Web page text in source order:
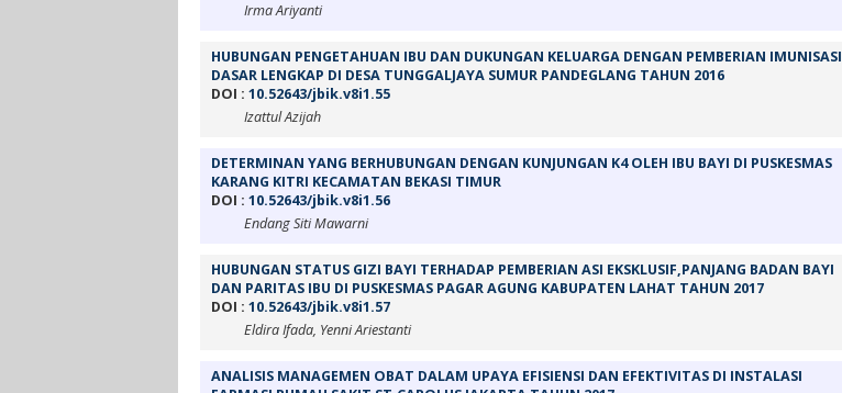
Irma Ariyanti
HUBUNGAN PENGETAHUAN IBU DAN DUKUNGAN KELUARGA DENGAN PEMBERIAN IMUNISASI
DASAR LENGKAP DI DESA TUNGGALJAYA SUMUR PANDEGLANG TAHUN 2016
DOI : 10.52643/jbik.v8i1.55
Izattul Azijah
DETERMINAN YANG BERHUBUNGAN DENGAN KUNJUNGAN K4 OLEH IBU BAYI DI PUSKESMAS
KARANG KITRI KECAMATAN BEKASI TIMUR
DOI : 10.52643/jbik.v8i1.56
Endang Siti Mawarni
HUBUNGAN STATUS GIZI BAYI TERHADAP PEMBERIAN ASI EKSKLUSIF,PANJANG BADAN BAYI
DAN PARITAS IBU DI PUSKESMAS PAGAR AGUNG KABUPATEN LAHAT TAHUN 2017
DOI : 10.52643/jbik.v8i1.57
Eldira Ifada, Yenni Ariestanti
ANALISIS MANAGEMEN OBAT DALAM UPAYA EFISIENSI DAN EFEKTIVITAS DI INSTALASI